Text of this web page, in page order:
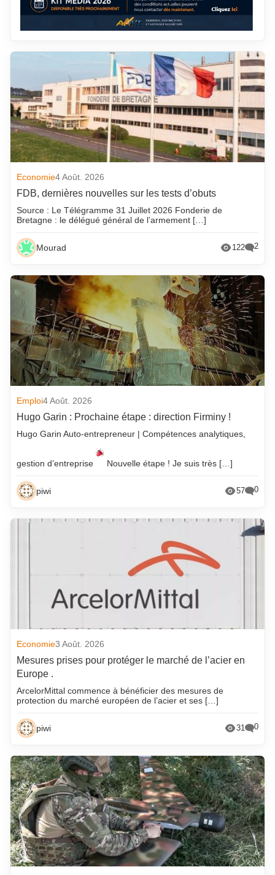
Economie4 Août. 2026
FDB, dernières nouvelles sur les tests d’obuts
Source : Le Télégramme 31 Juillet 2026 Fonderie de
Bretagne : le délégué général de l’armement […]
Mourad 122 2
Emploi4 Août. 2026
Hugo Garin : Prochaine étape : direction Firminy !
Hugo Garin Auto-entrepreneur | Compétences analytiques,
gestion d’entreprise Nouvelle étape ! Je suis très […]
piwi 57 0
Economie3 Août. 2026
Mesures prises pour protéger le marché de l’acier en
Europe .
ArcelorMittal commence à bénéficier des mesures de
protection du marché européen de l’acier et ses […]
piwi 31 0